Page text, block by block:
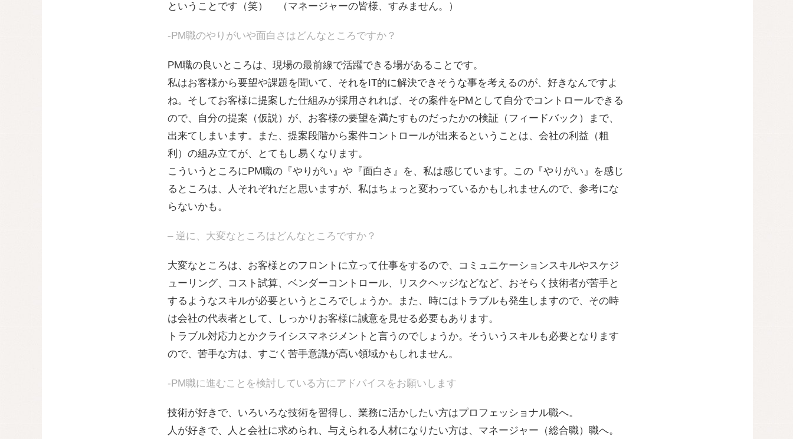
ということです（笑） （マネージャーの皆様、すみません。）
-PM職のやりがいや面白さはどんなところですか？
PM職の良いところは、現場の最前線で活躍できる場があることです。
私はお客様から要望や課題を聞いて、それをIT的に解決できそうな事を考えるのが、好きなんですよ
ね。そしてお客様に提案した仕組みが採用されれば、その案件をPMとして自分でコントロールできる
ので、自分の提案（仮説）が、お客様の要望を満たすものだったかの検証（フィードバック）まで、
出来てしまいます。また、提案段階から案件コントロールが出来るということは、会社の利益（粗
利）の組み立てが、とてもし易くなります。
こういうところにPM職の『やりがい』や『面白さ』を、私は感じています。この『やりがい』を感じ
るところは、人それぞれだと思いますが、私はちょっと変わっているかもしれませんので、参考にな
らないかも。
– 逆に、大変なところはどんなところですか？
大変なところは、お客様とのフロントに立って仕事をするので、コミュニケーションスキルやスケジ
ューリング、コスト試算、ベンダーコントロール、リスクヘッジなどなど、おそらく技術者が苦手と
するようなスキルが必要というところでしょうか。また、時にはトラブルも発生しますので、その時
は会社の代表者として、しっかりお客様に誠意を見せる必要もあります。
トラブル対応力とかクライシスマネジメントと言うのでしょうか。そういうスキルも必要となります
ので、苦手な方は、すごく苦手意識が高い領域かもしれません。
-PM職に進むことを検討している方にアドバイスをお願いします
技術が好きで、いろいろな技術を習得し、業務に活かしたい方はプロフェッショナル職へ。
人が好きで、人と会社に求められ、与えられる人材になりたい方は、マネージャー（総合職）職へ。